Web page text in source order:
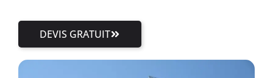
DEVIS GRATUIT